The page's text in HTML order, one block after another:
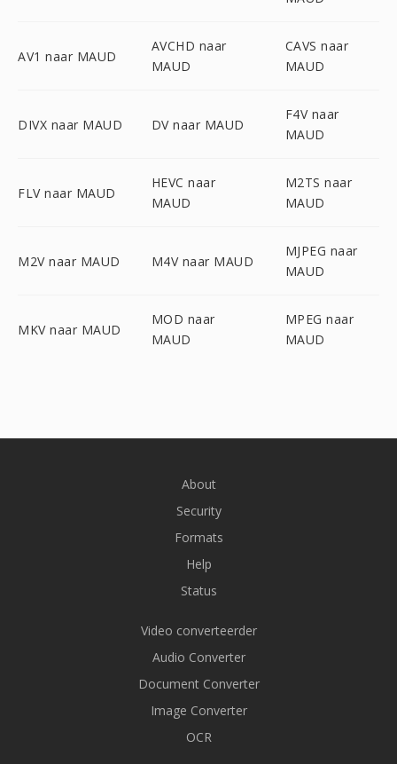
AV1 naar MAUD
AVCHD naar
MAUD
CAVS naar
MAUD
DIVX naar MAUD DV naar MAUD
F4V naar
MAUD
FLV naar MAUD
HEVC naar
MAUD
M2TS naar
MAUD
M2V naar MAUD M4V naar MAUD
MJPEG naar
MAUD
MKV naar MAUD
MOD naar
MAUD
MPEG naar
MAUD
About
Security
Formats
Help
Status
Video converteerder
Audio Converter
Document Converter
Image Converter
OCR